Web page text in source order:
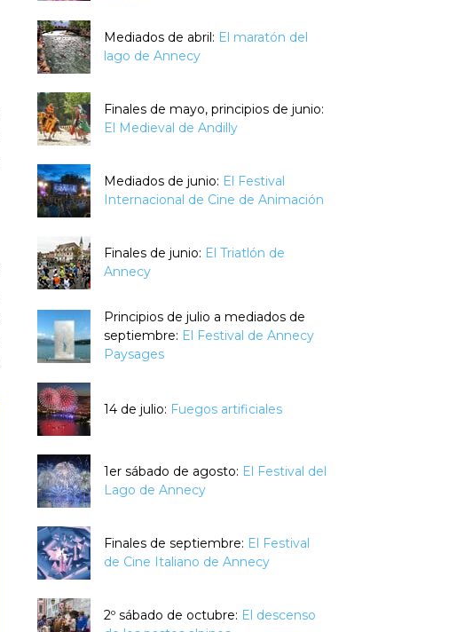
Mediados de abril: El maratón del
lago de Annecy
Finales de mayo, principios de junio:
El Medieval de Andilly
Mediados de junio: El Festival
Internacional de Cine de Animación
Finales de junio: El Triatlón de
Annecy
Principios de julio a mediados de
septiembre: El Festival de Annecy
Paysages
14 de julio: Fuegos artificiales
1er sábado de agosto: El Festival del
Lago de Annecy
Finales de septiembre: El Festival
de Cine Italiano de Annecy
2º sábado de octubre: El descenso